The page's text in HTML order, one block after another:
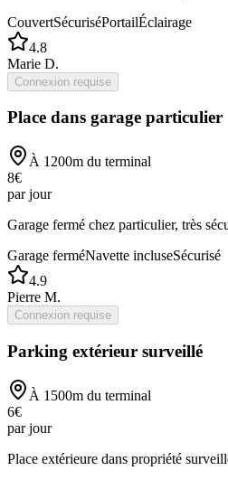
CouvertSécuriséPortailÉclairage
4.8
Marie D.
Connexion requise
Place dans garage particulier
À 1200m du terminal
8€
par jour
Garage fermé chez particulier, très
Garage ferméNavette incluseSécurisé
4.9
Pierre M.
Connexion requise
Parking extérieur surveillé
À 1500m du terminal
6€
par jour
Place extérieure dans propriété